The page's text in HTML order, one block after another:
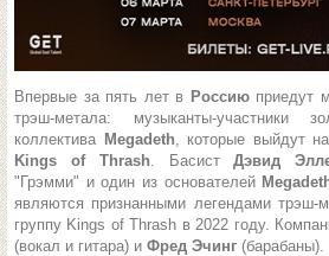
Впервые за пять лет в Россию приедут
трэш-метала: музыканты-участники
коллектива Megadeth, которые выйдут
Kings of Thrash. БасистДэвид
"Грэмми" и один из основателей
являются признанными легендами
группу Kings of Thrash в 2022 году.
(вокал и гитара) и Фред Эчинг (барабаны).